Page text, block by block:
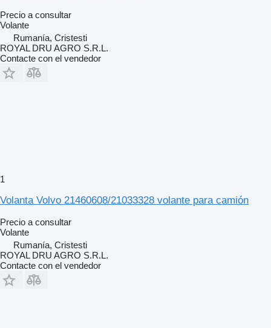
Precio a consultar
Volante
Rumanía, Cristesti
ROYAL DRU AGRO S.R.L.
Contacte con el vendedor
1
Volanta Volvo 21460608/21033328 volante para camión
Precio a consultar
Volante
Rumanía, Cristesti
ROYAL DRU AGRO S.R.L.
Contacte con el vendedor